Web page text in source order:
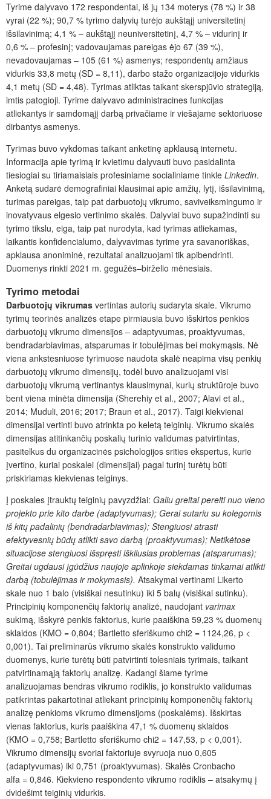
Tyrime dalyvavo 172 respondentai, iš jų 134 moterys (78 %) ir 38
vyrai (22 %); 90,7 % tyrimo dalyvių turėjo aukštąjį universitetinį
išsilavinimą; 4,1 % – aukštąjį neuniversitetinį, 4,7 % – vidurinį ir
0,6 % – profesinį; vadovaujamas pareigas ėjo 67 (39 %),
nevadovaujamas – 105 (61 %) asmenys; respondentų amžiaus
vidurkis 33,8 metų (SD = 8,11), darbo stažo organizacijoje vidurkis
4,1 metų (SD = 4,48). Tyrimas atliktas taikant skerspjūvio strategiją,
imtis patogioji. Tyrime dalyvavo administracines funkcijas
atliekantys ir samdomąjį darbą privačiame ir viešajame sektoriuose
dirbantys asmenys.
Tyrimas buvo vykdomas taikant anketinę apklausą internetu.
Informacija apie tyrimą ir kvietimu dalyvauti buvo pasidalinta
tiesiogiai su tiriamaisiais profesiniame socialiniame tinkle Linkedin.
Anketą sudarė demografiniai klausimai apie amžių, lytį, išsilavinimą,
turimas pareigas, taip pat darbuotojų vikrumo, saviveiksmingumo ir
inovatyvaus elgesio vertinimo skalės. Dalyviai buvo supažindinti su
tyrimo tikslu, eiga, taip pat nurodyta, kad tyrimas atliekamas,
laikantis konfidencialumo, dalyvavimas tyrime yra savanoriškas,
apklausa anoniminė, rezultatai analizuojami tik apibendrinti.
Duomenys rinkti 2021 m. gegužės–birželio mėnesiais.
Tyrimo metodai
Darbuotojų vikrumas vertintas autorių sudaryta skale. Vikrumo
tyrimų teorinės analizės etape pirmiausia buvo išskirtos penkios
darbuotojų vikrumo dimensijos – adaptyvumas, proaktyvumas,
bendradarbiavimas, atsparumas ir tobulėjimas bei mokymąsis. Nė
viena ankstesniuose tyrimuose naudota skalė neapima visų penkių
darbuotojų vikrumo dimensijų, todėl buvo analizuojami visi
darbuotojų vikrumą vertinantys klausimynai, kurių struktūroje buvo
bent viena minėta dimensija (Sherehiy et al., 2007; Alavi et al.,
2014; Muduli, 2016; 2017; Braun et al., 2017). Taigi kiekvienai
dimensijai vertinti buvo atrinkta po keletą teiginių. Vikrumo skalės
dimensijas atitinkančių poskalių turinio validumas patvirtintas,
pasitelkus du organizacinės psichologijos srities ekspertus, kurie
įvertino, kuriai poskalei (dimensijai) pagal turinį turėtų būti
priskiriamas kiekvienas teiginys.
Į poskales įtrauktų teiginių pavyzdžiai: Galiu greitai pereiti nuo vieno
projekto prie kito darbe (adaptyvumas); Gerai sutariu su kolegomis
iš kitų padalinių (bendradarbiavimas); Stengiuosi atrasti
efektyvesnių būdų atlikti savo darbą (proaktyvumas); Netikėtose
situacijose stengiuosi išspręsti iškilusias problemas (atsparumas);
Greitai ugdausi įgūdžius naujoje aplinkoje siekdamas tinkamai atlikti
darbą (tobulėjimas ir mokymasis). Atsakymai vertinami Likerto
skale nuo 1 balo (visiškai nesutinku) iki 5 balų (visiškai sutinku).
Principinių komponenčių faktorių analizė, naudojant varimax
sukimą, išskyrė penkis faktorius, kurie paaiškina 59,23 % duomenų
sklaidos (KMO = 0,804; Bartletto sferiškumo chi2 = 1124,26, p <
0,001). Tai preliminarūs vikrumo skalės konstrukto validumo
duomenys, kurie turėtų būti patvirtinti tolesniais tyrimais, taikant
patvirtinamąją faktorių analizę. Kadangi šiame tyrime
analizuojamas bendras vikrumo rodiklis, jo konstrukto validumas
patikrintas pakartotinai atliekant principinių komponenčių faktorių
analizę penkioms vikrumo dimensijoms (poskalėms). Išskirtas
vienas faktorius, kuris paaiškina 47,1 % duomenų sklaidos
(KMO = 0,758; Bartletto sferiškumo chi2 = 147,53, p < 0,001).
Vikrumo dimensijų svoriai faktoriuje svyruoja nuo 0,605
(adaptyvumas) iki 0,751 (proaktyvumas). Skalės Cronbacho
alfa = 0,846. Kiekvieno respondento vikrumo rodiklis – atsakymų į
dvidešimt teiginių vidurkis.